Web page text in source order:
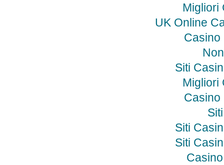
Migliori
UK Online
Casino
Siti
Migliori
Casino
Siti
Siti